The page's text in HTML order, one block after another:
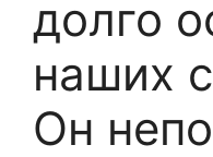
долго
наших
Он